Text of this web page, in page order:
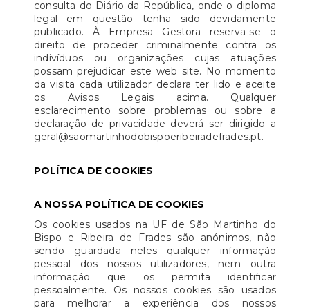
consulta do Diário da República, onde o diploma
legal em questão tenha sido devidamente
publicado. À Empresa Gestora reserva-se o
direito de proceder criminalmente contra os
indivíduos ou organizações cujas atuações
possam prejudicar este web site. No momento
da visita cada utilizador declara ter lido e aceite
os Avisos Legais acima. Qualquer
esclarecimento sobre problemas ou sobre a
declaração de privacidade deverá ser dirigido a
geral@saomartinhodobispoeribeiradefrades.pt.
POLÍTICA DE COOKIES
A NOSSA POLÍTICA DE COOKIES
Os cookies usados na UF de São Martinho do
Bispo e Ribeira de Frades são anónimos, não
sendo guardada neles qualquer informação
pessoal dos nossos utilizadores, nem outra
informação que os permita identificar
pessoalmente. Os nossos cookies são usados
para melhorar a experiência dos nossos